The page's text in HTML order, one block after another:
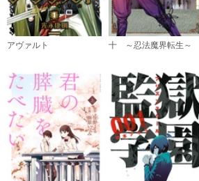
（７）
必要ポイント：540
（８）
必要ポイント：540
アヴァルト 十 ～忍法魔界転生～